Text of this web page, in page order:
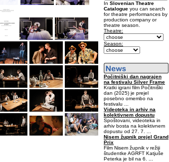
In Slovenian Theatre
Catalogue you can search
for theatre performances by
production company or
theatre season.
Theatre:
Season:
Počitniški dan nagrajen
na festivalu Silver Frame
Kratki igrani film Počitniški
dan (2025) je prejel
posebno omembo na
festivalu ...
Videoteka in arhiv na
kolektivnem dopustu
Spoštovani, videoteka in
arhiv bosta na kolektivnem
dopustu od 27. 7. ...
Nisem župnik prejel Grand
Prix
Film Nisem župnik v režiji
študentke AGRFT Katjuše
Peterka je bil na 6. ...